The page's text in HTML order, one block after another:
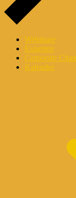
Webinare
Experten
Corporate
Kalender